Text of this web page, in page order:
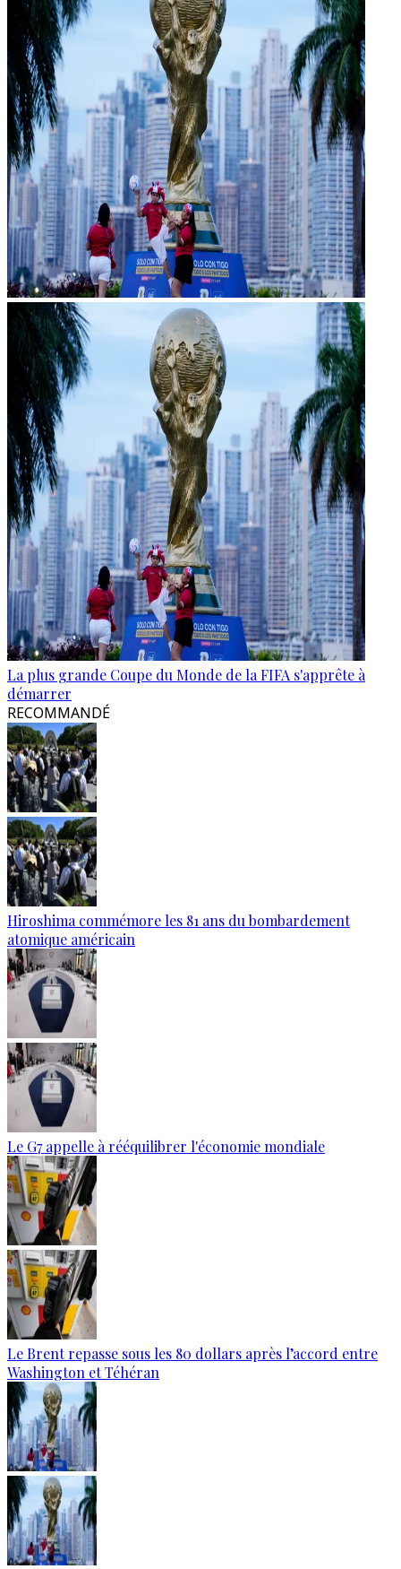
La plus grande Coupe du Monde de la FIFA s'apprête à
démarrer
RECOMMANDÉ
Hiroshima commémore les 81 ans du bombardement
atomique américain
Le G7 appelle à rééquilibrer l'économie mondiale
Le Brent repasse sous les 80 dollars après l’accord entre
Washington et Téhéran